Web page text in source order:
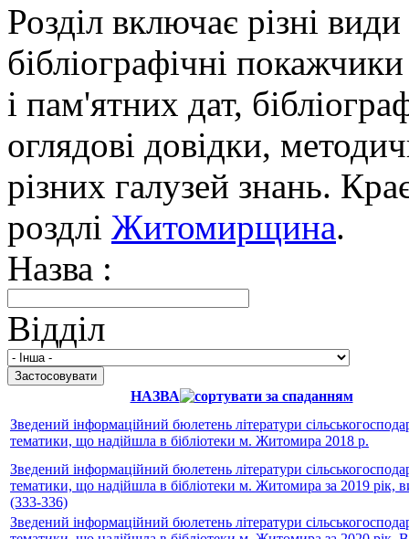
Розділ включає різні
бібліографічні
і пам'ятних дат,
оглядові довідки,
різних галузей знань.
роздлі Житомирщина.
Назва :
Відділ
НАЗВА
Зведений інформаційний бюлетень літератури
тематики, що надійшла в бібліотеки м. Житомира 2018 р.
Зведений інформаційний бюлетень літератури
тематики, що надійшла в бібліотеки м. Житомира за 2019 рік,
(333-336)
Зведений інформаційний бюлетень літератури